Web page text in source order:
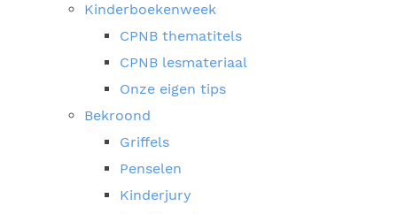
Kinderboekenweek
CPNB thematitels
CPNB lesmateriaal
Onze eigen tips
Bekroond
Griffels
Penselen
Kinderjury